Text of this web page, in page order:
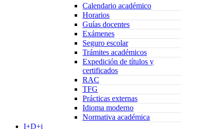
Calendario académico
Horarios
Guías docentes
Exámenes
Seguro escolar
Trámites académicos
Expedición de títulos y
certificados
RAC
TFG
Prácticas externas
Idioma moderno
Normativa académica
I+D+i